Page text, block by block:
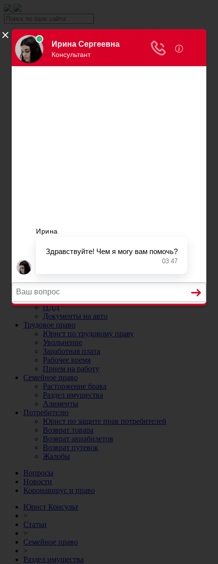
Уголовка
Уголовный юрист
Вина в уголовном праве
ДТП
ОСАГО
ПДД
Документы на авто
Трудовое право
Юрист по трудовому праву
Увольнение
Заработная плата
Рабочее время
Прием на работу
Семейное право
Расторжение брака
Раздел имущества
Алименты
Потребителю
Юрист по защите прав потребителей
Возврат товара
Возврат авиабилетов
Возврат путевок
Жалобы
Вопросы
Новости
Коронавирус и право
Юрист Консульт
>
Статьи
>
Семейное право
>
Раздел имущества